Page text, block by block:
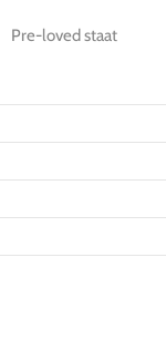
Pre-loved staat